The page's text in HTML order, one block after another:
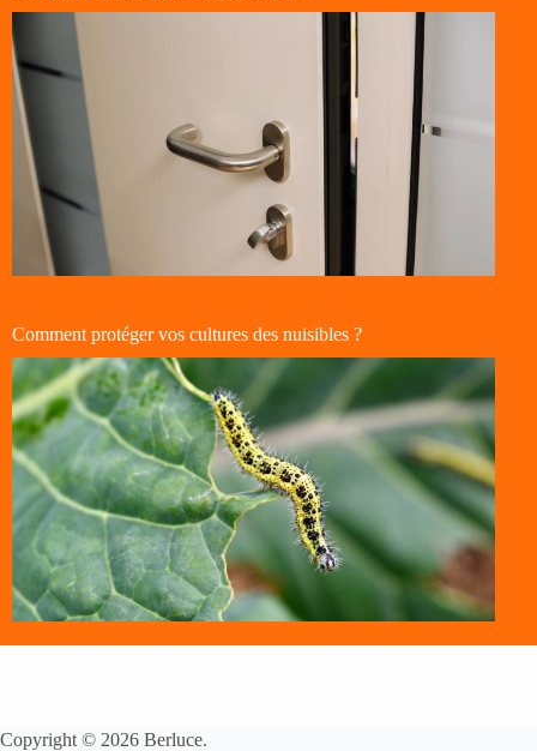
Comment protéger vos cultures des nuisibles ?
Copyright © 2026 Berluce.